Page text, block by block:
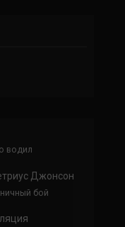
водил
Джонсон
бой